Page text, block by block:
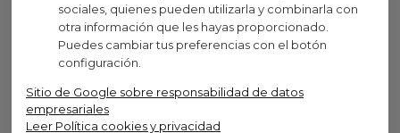
sociales, quienes pueden utilizarla y combinarla con
otra información que les hayas proporcionado.
Puedes cambiar tus preferencias con el botón
configuración.
Sitio de Google sobre responsabilidad de datos
empresariales
Leer Política cookies y privacidad
Oferta
Zapatillas De Montaña
Fizik Vento Proxy Blanco
Oferta
Zapatillas De Montaña